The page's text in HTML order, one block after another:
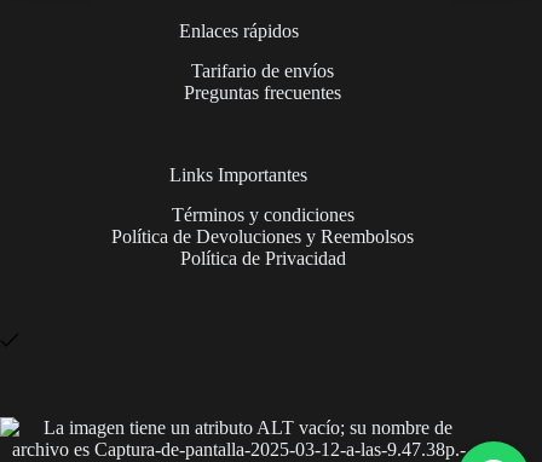
Enlaces rápidos
Tarifario de envíos
Preguntas frecuentes
Links Importantes
Términos y condiciones
Política de Devoluciones y Reembolsos
Política de Privacidad